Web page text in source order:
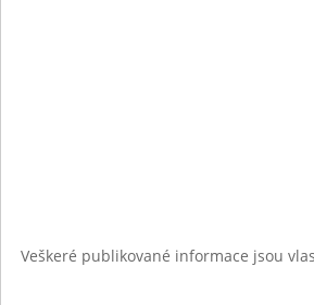
Veškeré publikované informace jsou